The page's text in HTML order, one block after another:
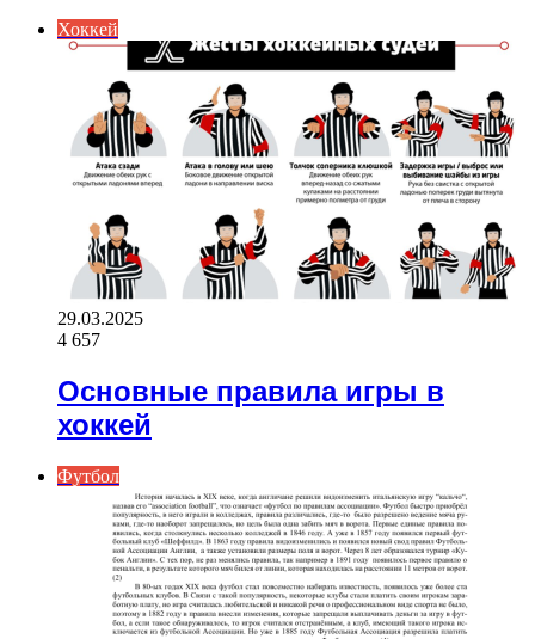
Хоккей
29.03.2025
4 657
Основные правила игры в
хоккей
Футбол